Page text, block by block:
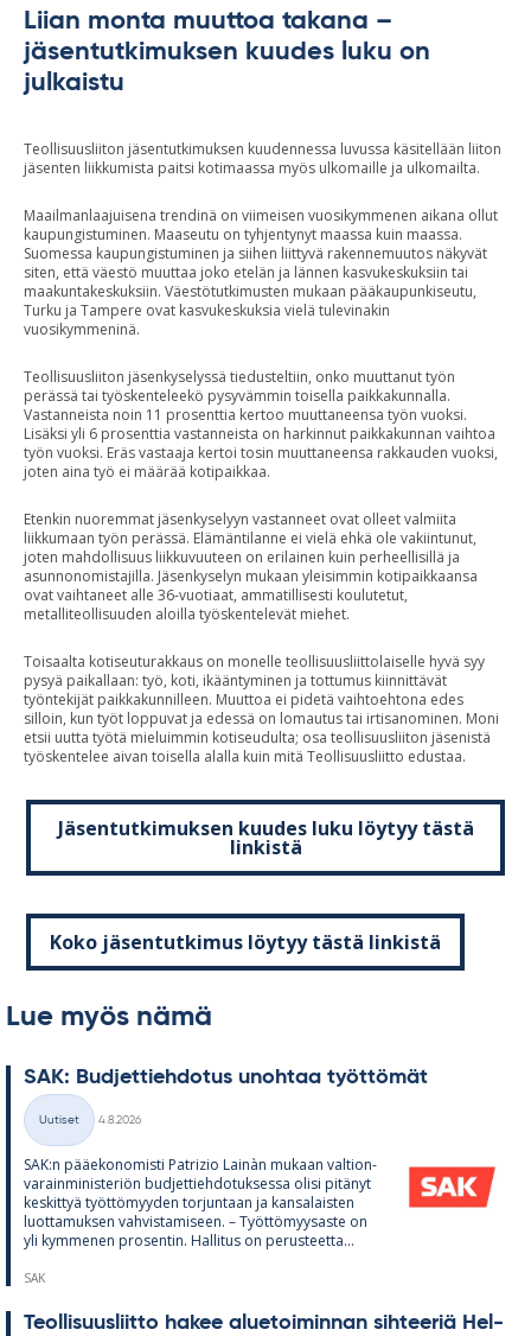
Liian monta muuttoa takana –
jäsentutkimuksen kuudes luku on
julkaistu
Teollisuusliiton jäsentutkimuksen kuudennessa luvussa käsitellään liiton
jäsenten liikkumista paitsi kotimaassa myös ulkomaille ja ulkomailta.
Maailmanlaajuisena trendinä on viimeisen vuosikymmenen aikana ollut
kaupungistuminen. Maaseutu on tyhjentynyt maassa kuin maassa.
Suomessa kaupungistuminen ja siihen liittyvä rakennemuutos näkyvät
siten, että väestö muuttaa joko etelän ja lännen kasvukeskuksiin tai
maakuntakeskuksiin. Väestötutkimusten mukaan pääkaupunkiseutu,
Turku ja Tampere ovat kasvukeskuksia vielä tulevinakin
vuosikymmeninä.
Teollisuusliiton jäsenkyselyssä tiedusteltiin, onko muuttanut työn
perässä tai työskenteleekö pysyvämmin toisella paikkakunnalla.
Vastanneista noin 11 prosenttia kertoo muuttaneensa työn vuoksi.
Lisäksi yli 6 prosenttia vastanneista on harkinnut paikkakunnan vaihtoa
työn vuoksi. Eräs vastaaja kertoi tosin muuttaneensa rakkauden vuoksi,
joten aina työ ei määrää kotipaikkaa.
Etenkin nuoremmat jäsenkyselyyn vastanneet ovat olleet valmiita
liikkumaan työn perässä. Elämäntilanne ei vielä ehkä ole vakiintunut,
joten mahdollisuus liikkuvuuteen on erilainen kuin perheellisillä ja
asunnonomistajilla. Jäsenkyselyn mukaan yleisimmin kotipaikkaansa
ovat vaihtaneet alle 36-vuotiaat, ammatillisesti koulutetut,
metalliteollisuuden aloilla työskentelevät miehet.
Toisaalta kotiseuturakkaus on monelle teollisuusliittolaiselle hyvä syy
pysyä paikallaan: työ, koti, ikääntyminen ja tottumus kiinnittävät
työntekijät paikkakunnilleen. Muuttoa ei pidetä vaihtoehtona edes
silloin, kun työt loppuvat ja edessä on lomautus tai irtisanominen. Moni
etsii uutta työtä mieluimmin kotiseudulta; osa teollisuusliiton jäsenistä
työskentelee aivan toisella alalla kuin mitä Teollisuusliitto edustaa.
Jäsentutkimuksen kuudes luku löytyy tästä
linkistä
Koko jäsentutkimus löytyy tästä linkistä
Lue myös nämä
SAK: Bud­jet­tieh­do­tus unoh­taa työt­tö­mät
Kategoriat
Uutiset
4.8.2026
SAK:n pää­e­ko­no­misti Pat­rizio Lainàn mu­kaan val­tion­
va­rain­mi­nis­te­riön bud­jet­tieh­do­tuk­sessa olisi pi­tä­nyt
kes­kit­tyä työt­tö­myy­den tor­jun­taan ja kan­sa­lais­ten
luot­ta­muk­sen vah­vis­ta­mi­seen. – Työt­tö­myy­saste on
yli kym­me­nen pro­sen­tin. Hal­li­tus on pe­rus­teetta...
SAK
Teol­li­suus­liitto ha­kee alue­toi­min­nan sih­tee­riä Hel­